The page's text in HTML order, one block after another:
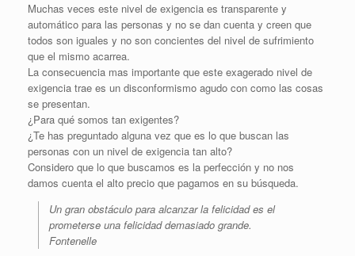
Muchas veces este nivel de exigencia es transparente y
automático para las personas y no se dan cuenta y creen que
todos son iguales y no son concientes del nivel de sufrimiento
que el mismo acarrea.
La consecuencia mas importante que este exagerado nivel de
exigencia trae es un disconformismo agudo con como las cosas
se presentan.
¿Para qué somos tan exigentes?
¿Te has preguntado alguna vez que es lo que buscan las
personas con un nivel de exigencia tan alto?
Considero que lo que buscamos es la perfección y no nos
damos cuenta el alto precio que pagamos en su búsqueda.
Un gran obstáculo para alcanzar la felicidad es el
prometerse una felicidad demasiado grande.
Fontenelle